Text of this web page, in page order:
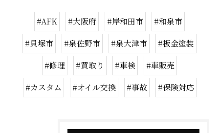
#AFK #大阪府 #岸和田市
#和泉市
#貝塚市
#泉佐野市 #泉大津市
#板金塗装
#修理
#買取り #車検
#車販売
#カスタム
#オイル交換 #事故 #保険対応